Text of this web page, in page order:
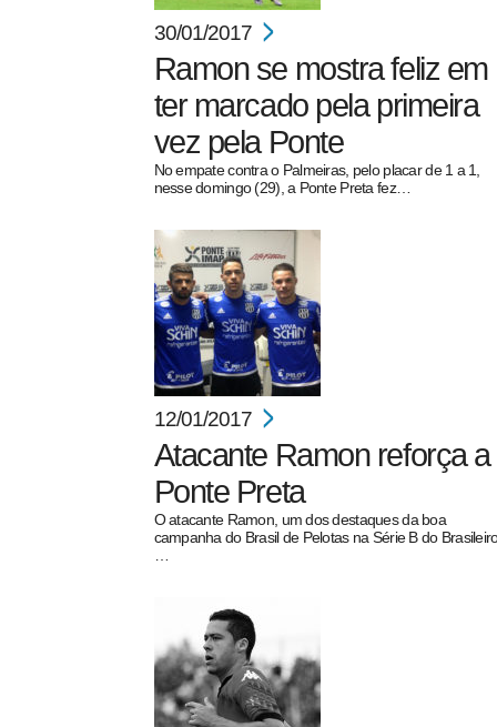
30/01/2017
Ramon se mostra feliz em
ter marcado pela primeira
vez pela Ponte
No empate contra o Palmeiras, pelo placar de 1 a 1,
nesse domingo (29), a Ponte Preta fez…
12/01/2017
Atacante Ramon reforça a
Ponte Preta
O atacante Ramon, um dos destaques da boa
campanha do Brasil de Pelotas na Série B do